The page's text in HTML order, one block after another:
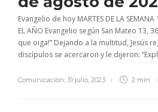
Evangelio de hoy MARTES DE LA SEMANA
EL AÑO Evangelio según San Mateo 13,
que oiga!” Dejando a la multitud, Jesús
discípulos se acercaron y le dijeron:
Comunicación, 31 julio, 2023 2 min